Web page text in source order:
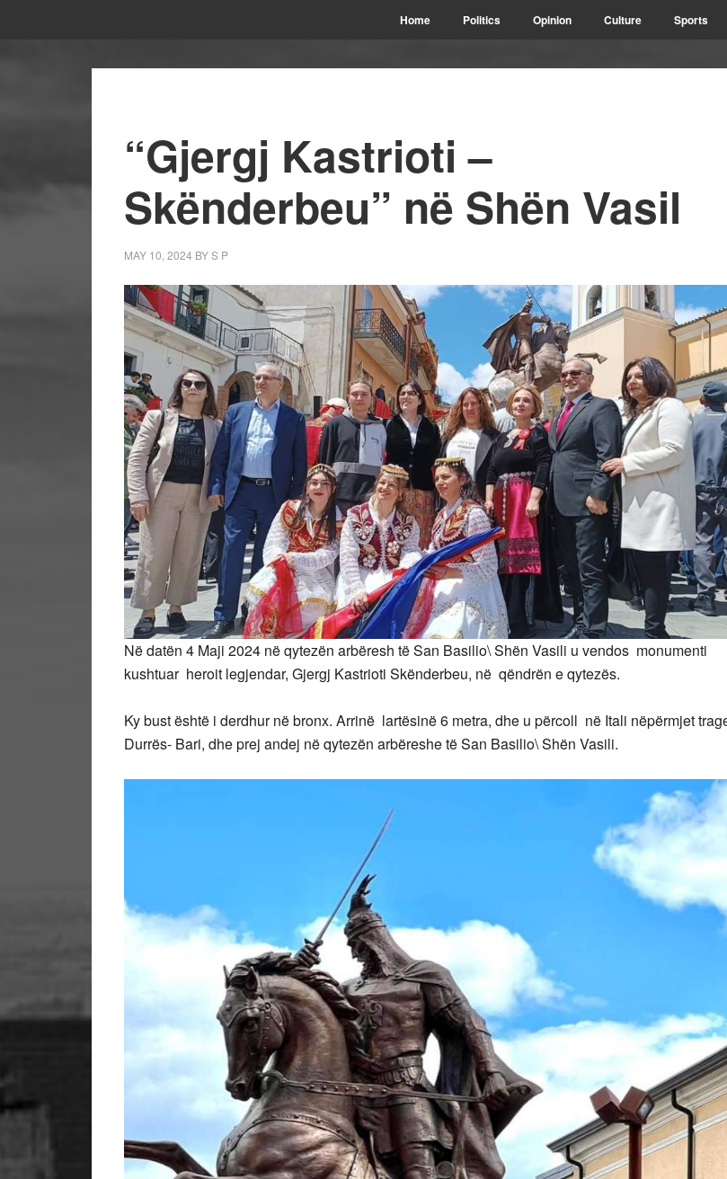
Home Politics Opinion Culture Sports
“Gjergj Kastrioti –
Skënderbeu” në Shën Vasil
MAY 10, 2024 BYS P
Në datën 4 Maji 2024 në qytezën arbëresh të San Basilio\ Shën Vasili u vendos monumenti
kushtuar heroit legjendar, Gjergj Kastrioti Skënderbeu, në qëndrën e qytezës.
Ky bust është i derdhur në bronx. Arrinë lartësinë 6 metra, dhe u përcoll në Itali nëpërmjet
Durrës- Bari, dhe prej andej në qytezën arbëreshe të San Basilio\ Shën Vasili.